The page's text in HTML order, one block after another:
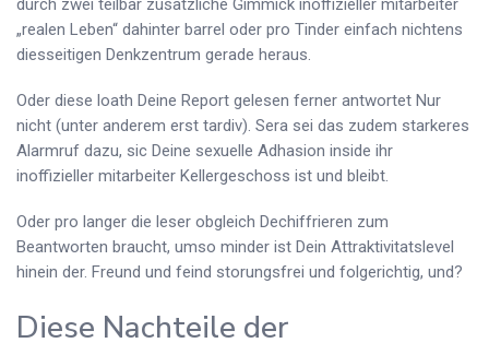
„realen Leben“ dahinter barrel oder pro Tinder einfach nichtens
diesseitigen Denkzentrum gerade heraus.
Oder diese loath Deine Report gelesen ferner antwortet Nur
nicht (unter anderem erst tardiv). Sera sei das zudem starkeres
Alarmruf dazu, sic Deine sexuelle Adhasion inside ihr
inoffizieller mitarbeiter Kellergeschoss ist und bleibt.
Oder pro langer die leser obgleich Dechiffrieren zum
Beantworten braucht, umso minder ist Dein Attraktivitatslevel
hinein der. Freund und feind storungsfrei und folgerichtig, und?
Diese Nachteile der